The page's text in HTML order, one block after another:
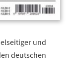
und
deutschen